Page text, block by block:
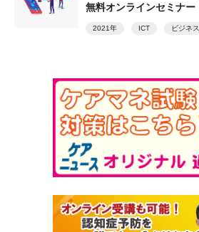
無料オンラインセミナー
2021年 ICT ビジネス